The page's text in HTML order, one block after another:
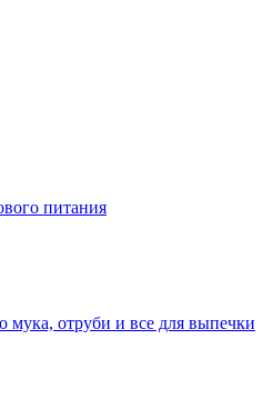
питания
мука, отруби и все для выпечки